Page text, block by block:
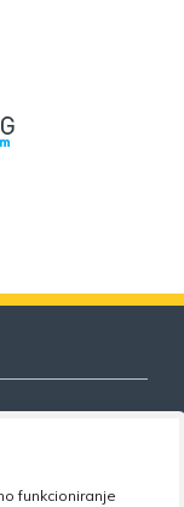
funkcioniranje